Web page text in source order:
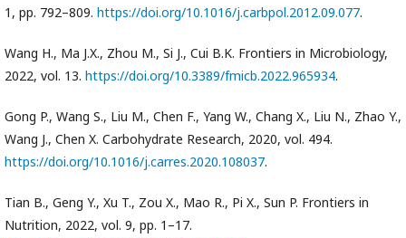
1, pp. 792–809. https://doi.org/10.1016/j.carbpol.2012.09.077.
Wang H., Ma J.X., Zhou M., Si J., Cui B.K. Frontiers in Microbiology,
2022, vol. 13. https://doi.org/10.3389/fmicb.2022.965934.
Gong P., Wang S., Liu M., Chen F., Yang W., Chang X., Liu N., Zhao Y.,
Wang J., Chen X. Carbohydrate Research, 2020, vol. 494.
https://doi.org/10.1016/j.carres.2020.108037.
Tian B., Geng Y., Xu T., Zou X., Mao R., Pi X., Sun P. Frontiers in
Nutrition, 2022, vol. 9, pp. 1–17.